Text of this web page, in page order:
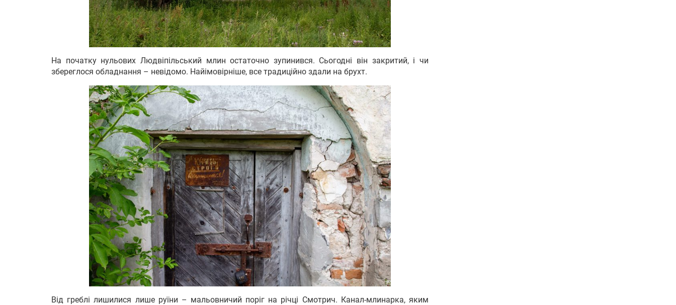
На початку нульових Людвіпільський млин остаточно зупинився. Сьогодні він закритий, і чи
збереглося обладнання – невідомо. Найімовірніше, все традиційно здали на брухт.
Від греблі лишилися лише руїни – мальовничий поріг на річці Смотрич. Канал-млинарка, яким